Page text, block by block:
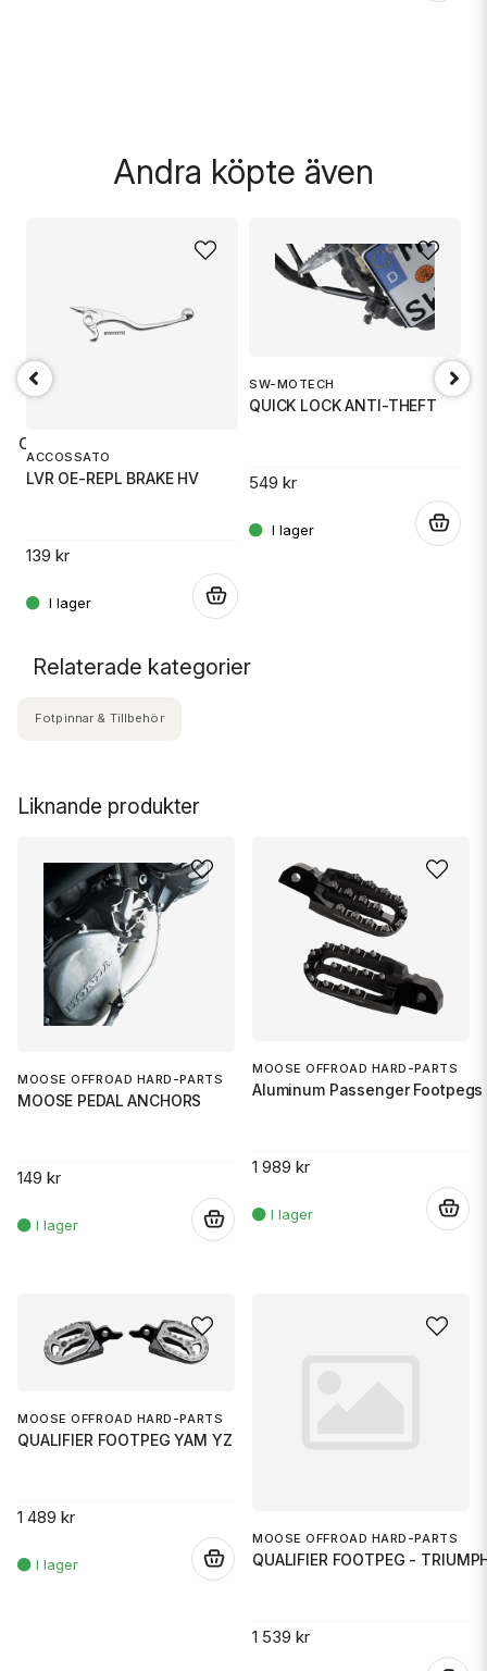
Andra köpte även
ACCOSSATO
LVR OE-REPL BRAKE HV
139 kr
SW-MOTECH
QUICK LOCK ANTI-THEFT
549 kr
Liknande produkter
MOOSE OFFROAD HARD-PARTS
MOOSE PEDAL ANCHORS
149 kr
MOOSE OFFROAD HARD-PARTS
Aluminum Passenger
1 989 kr
MOOSE OFFROAD HARD-PARTS
QUALIFIER FOOTPEG YAM YZ
1 489 kr
MOOSE OFFROAD HARD-PARTS
QUALIFIER FOOTPEG -
1 539 kr
Relaterade kategorier
Fotpinnar & Tillbehör